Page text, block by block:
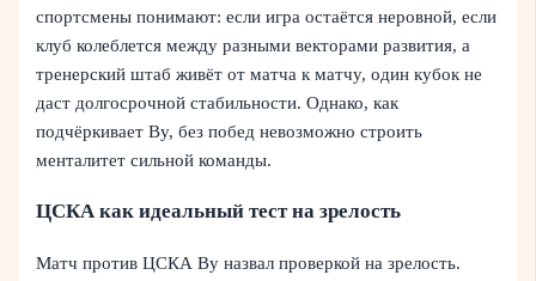
спортсмены понимают: если игра остаётся неровной, если
клуб колеблется между разными векторами развития, а
тренерский штаб живёт от матча к матчу, один кубок не
даст долгосрочной стабильности. Однако, как
подчёркивает Ву, без побед невозможно строить
менталитет сильной команды.
ЦСКА как идеальный тест на зрелость
Матч против ЦСКА Ву назвал проверкой на зрелость.